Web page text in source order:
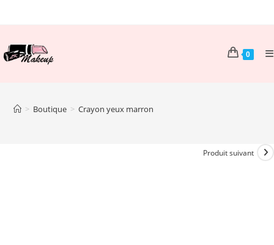
0
> Boutique > Crayon yeux marron
Produit suivant